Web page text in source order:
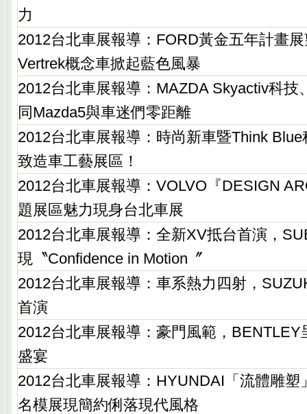
力
2012台北車展報導：FORD黃金五年計畫
Vertrek概念車掀起藍色風暴
2012台北車展報導：MAZDA Skyactiv科技
同Mazda5與車迷們零距離
2012台北車展報導：時尚新車暨Think
致造車工藝展區！
2012台北車展報導：VOLVO『DESIGN
題展區魅力現身台北車展
2012台北車展報導：全新XV抵台首演，
現〝Confidence in Motion〞
2012台北車展報導：車系熱力四射，
首演
2012台北車展報導：豪門風範，BENTLEY
盛宴
2012台北車展報導：HYUNDAI「流體雕塑
名模展現簡約俐落現代風格